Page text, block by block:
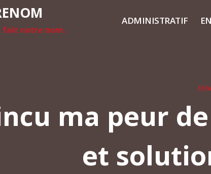
fait notre nom.
ADMINISTRATIF
ma peur
et